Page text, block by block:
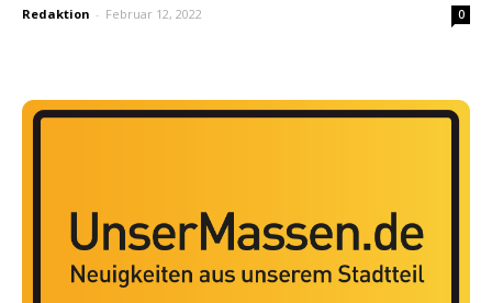
Redaktion - Februar 12, 2022 0